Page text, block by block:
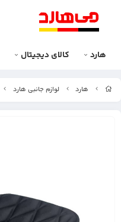
هارد کالای دیجیتال
هارد لوازم جانبی هارد